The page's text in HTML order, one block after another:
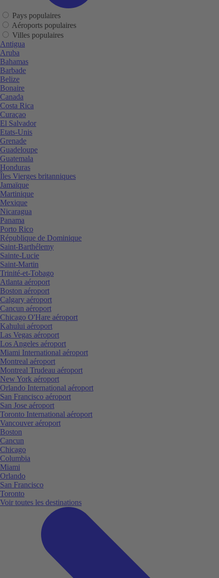
Pays populaires
Aéroports populaires
Villes populaires
Antigua
Aruba
Bahamas
Barbade
Belize
Bonaire
Canada
Costa Rica
Curaçao
El Salvador
Etats-Unis
Grenade
Guadeloupe
Guatemala
Honduras
Îles Vierges britanniques
Jamaïque
Martinique
Mexique
Nicaragua
Panama
Porto Rico
République de Dominique
Saint-Barthélemy
Sainte-Lucie
Saint-Martin
Trinité-et-Tobago
Atlanta aéroport
Boston aéroport
Calgary aéroport
Cancun aéroport
Chicago O'Hare aéroport
Kahului aéroport
Las Vegas aéroport
Los Angeles aéroport
Miami International aéroport
Montreal aéroport
Montreal Trudeau aéroport
New York aéroport
Orlando International aéroport
San Francisco aéroport
San Jose aéroport
Toronto International aéroport
Vancouver aéroport
Boston
Cancun
Chicago
Columbia
Miami
Orlando
San Francisco
Toronto
Voir toutes les destinations